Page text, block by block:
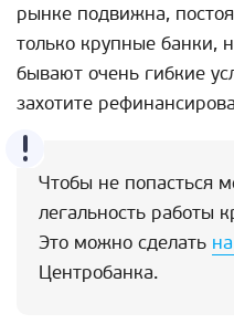
рынке подвижна,
только крупные банки,
бывают очень гибкие
захотите
Чтобы не попасться
легальность работы
Это можно сделать
Центробанка.